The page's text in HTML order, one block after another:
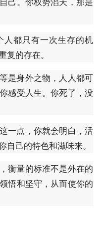
都只有一次生存的机
复的存在。
身外之物，人人都可
感受人生。你死了，没
点，你就会明白，活
己的特色和滋味来。
量的标准不是外在的
悟和坚守，从而使你的